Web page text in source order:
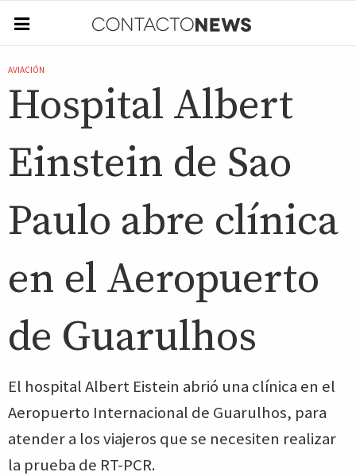
AVIACIÓN
Hospital Albert
Einstein de Sao
Paulo abre clínica
en el Aeropuerto
de Guarulhos
El hospital Albert Eistein abrió una clínica en el
Aeropuerto Internacional de Guarulhos, para
atender a los viajeros que se necesiten realizar
la prueba de RT-PCR.